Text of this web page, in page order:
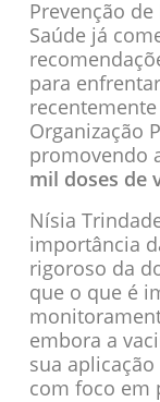
Prevenção
Saúde já
para
Organização
promovendo
mil doses de
Nísia
importância
rigoroso da
que o que é
embora a
sua
com foco em